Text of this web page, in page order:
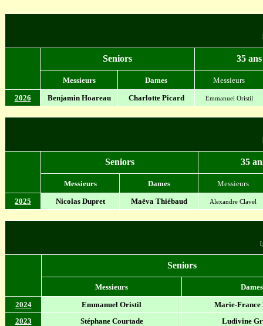
Seniors 35
Messieurs Dames
Messieurs
2026
Benjamin Hoareau Charlotte Picard Emmanuel Oristil
Seniors 35
Messieurs Dames
Messieurs
2025
Nicolas Dupret Maëva Thiébaud Alexandre Clavel
Seniors
Messieurs
Dames
2024
Emmanuel Oristil
Marie-France
2023
Stéphane Courtade
Ludivine